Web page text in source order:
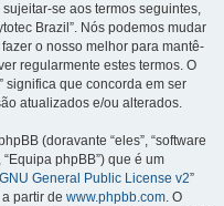
se aos termos seguintes,
Brazil”. Nós podemos mudar
o nosso melhor para mantê-
regularmente estes termos. O
significa que concorda em ser
atualizados e/ou alterados.
(doravante “eles”, “software
“Equipa phpBB”) que é um
GNU General Public License v2”
partir de www.phpbb.com. O